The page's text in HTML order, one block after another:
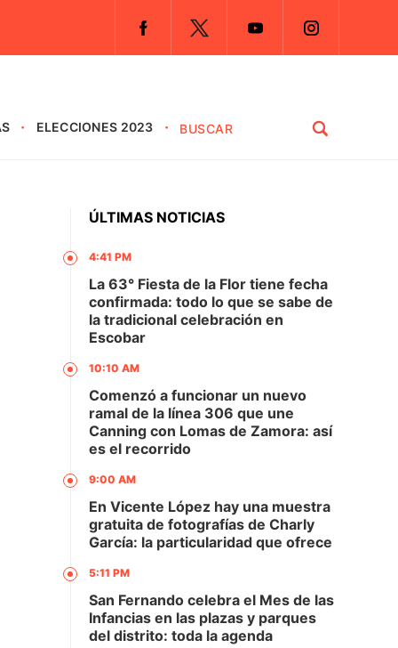
ELECCIONES 2023
ÚLTIMAS NOTICIAS
4:41 PM
La 63° Fiesta de la Flor tiene fecha
confirmada: todo lo que se sabe de
la tradicional celebración en
Escobar
10:10 AM
Comenzó a funcionar un nuevo
ramal de la línea 306 que une
Canning con Lomas de Zamora: así
es el recorrido
9:00 AM
En Vicente López hay una muestra
gratuita de fotografías de Charly
García: la particularidad que ofrece
5:11 PM
San Fernando celebra el Mes de las
Infancias en las plazas y parques
del distrito: toda la agenda